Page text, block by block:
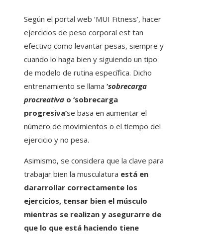
Según el portal web ‘MUI Fitness’, hacer
ejercicios de peso corporal est tan
efectivo como levantar pesas, siempre y
cuando lo haga bien y siguiendo un tipo
de modelo de rutina específica. Dicho
entrenamiento se llama ‘sobrecarga
procreativa o ‘sobrecarga
progresiva’se basa en aumentar el
número de movimientos o el tiempo del
ejercicio y no pesa.
Asimismo, se considera que la clave para
trabajar bien la musculatura está en
dararrollar correctamente los
ejercicios, tensar bien el músculo
mientras se realizan y asegurarre de
que lo que está haciendo tiene